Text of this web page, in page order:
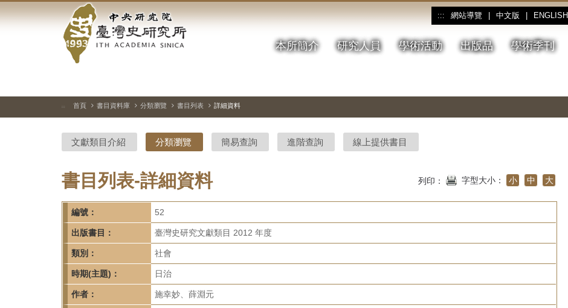
到
中
央
研
院-
臺
灣
史
研
究
所-
首
頁
::: 網站導覽 中文版 ENGLISH
本所簡介 研究人員 學術活動 出版品 學術季刊
::: 首頁 書目資料庫 分類瀏覽 書目列表 詳細資料
文獻類目介紹 分類瀏覽 簡易查詢 進階查詢 線上提供書目
書目列表-詳細資料 列印： 字型大小： 小 中 大
編號： 52
出版書目： 臺灣史研究文獻類目 2012 年度
類別： 社會
時期(主題)： 日治
作者： 施幸妙、薛淵元